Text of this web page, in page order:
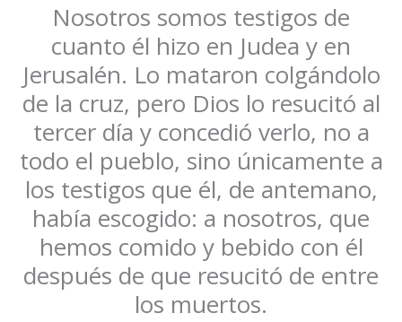
Nosotros somos testigos de
cuanto él hizo en Judea y en
Jerusalén. Lo mataron colgándolo
de la cruz, pero Dios lo resucitó al
tercer día y concedió verlo, no a
todo el pueblo, sino únicamente a
los testigos que él, de antemano,
había escogido: a nosotros, que
hemos comido y bebido con él
después de que resucitó de entre
los muertos.